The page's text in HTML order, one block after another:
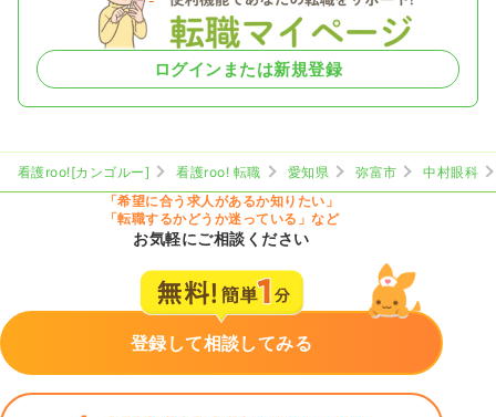
ログインまたは新規登録
看護roo![カンゴルー] 看護roo! 転職 愛知県 弥富市
中村眼科
「希望に合う求人があるか知りたい」
「転職するかどうか迷っている」など
お気軽にご相談ください
登録して相談してみる